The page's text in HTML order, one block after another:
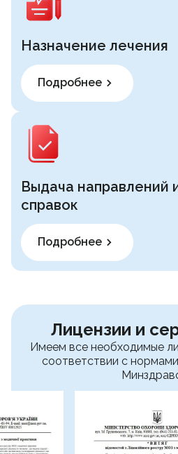
Назначение лечения
Подробнее
Выдача направлений
справок
Подробнее
Лицензии и
Имеем все необходимые
соответствии с